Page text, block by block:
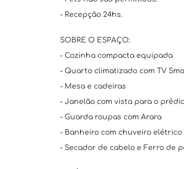
- Recepção 24hs.
SOBRE O ESPAÇO:
- Cozinha compacta equipada
- Quarto climatizado com TV
- Mesa e cadeiras
- Janelão com vista para o
- Guarda roupas com Arara
- Banheiro com chuveiro elétrico
- Secador de cabelo e Ferro de